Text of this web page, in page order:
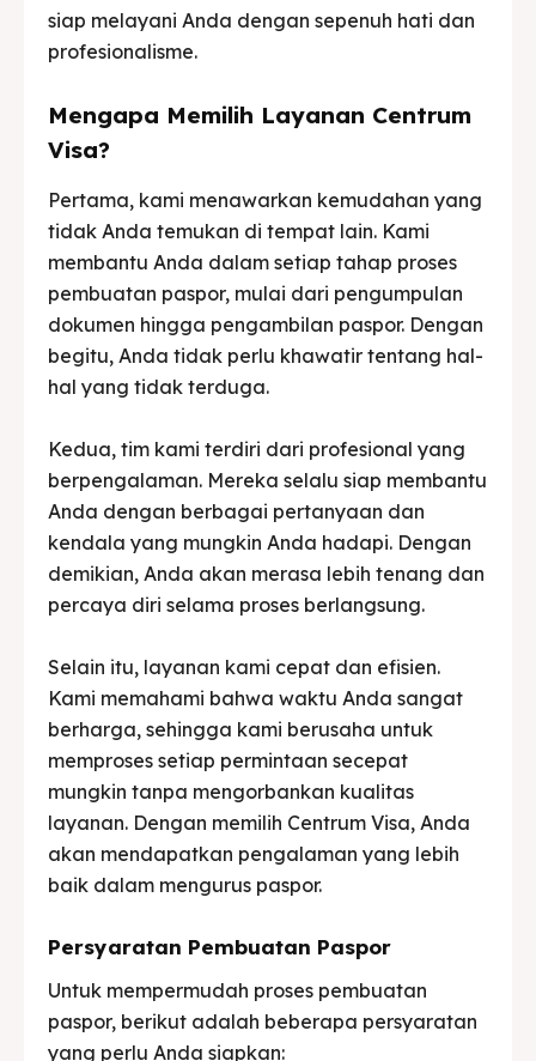
siap melayani Anda dengan sepenuh hati dan
profesionalisme.
Mengapa Memilih Layanan Centrum
Visa?
Pertama, kami menawarkan kemudahan yang
tidak Anda temukan di tempat lain. Kami
membantu Anda dalam setiap tahap proses
pembuatan paspor, mulai dari pengumpulan
dokumen hingga pengambilan paspor. Dengan
begitu, Anda tidak perlu khawatir tentang hal-
hal yang tidak terduga.
Kedua, tim kami terdiri dari profesional yang
berpengalaman. Mereka selalu siap membantu
Anda dengan berbagai pertanyaan dan
kendala yang mungkin Anda hadapi. Dengan
demikian, Anda akan merasa lebih tenang dan
percaya diri selama proses berlangsung.
Selain itu, layanan kami cepat dan efisien.
Kami memahami bahwa waktu Anda sangat
berharga, sehingga kami berusaha untuk
memproses setiap permintaan secepat
mungkin tanpa mengorbankan kualitas
layanan. Dengan memilih Centrum Visa, Anda
akan mendapatkan pengalaman yang lebih
baik dalam mengurus paspor.
Persyaratan Pembuatan Paspor
Untuk mempermudah proses pembuatan
paspor, berikut adalah beberapa persyaratan
yang perlu Anda siapkan: